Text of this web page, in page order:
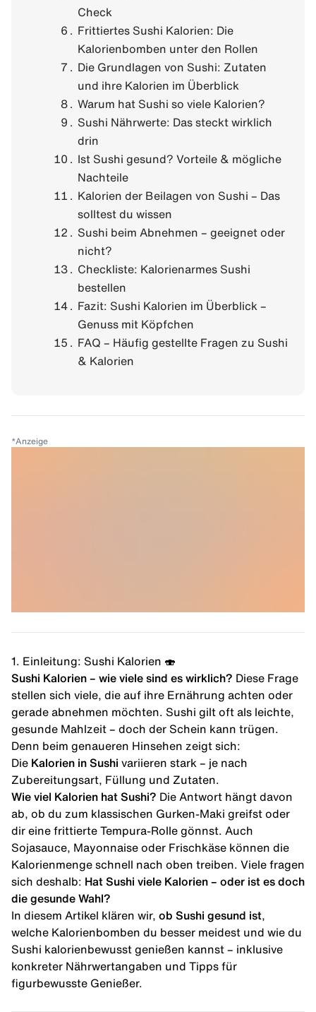
Check
Frittiertes Sushi Kalorien: Die
Kalorienbomben unter den Rollen
Die Grundlagen von Sushi: Zutaten
und ihre Kalorien im Überblick
Warum hat Sushi so viele Kalorien?
Sushi Nährwerte: Das steckt wirklich
drin
Ist Sushi gesund? Vorteile & mögliche
Nachteile
Kalorien der Beilagen von Sushi – Das
solltest du wissen
Sushi beim Abnehmen – geeignet oder
nicht?
Checkliste: Kalorienarmes Sushi
bestellen
Fazit: Sushi Kalorien im Überblick –
Genuss mit Köpfchen
FAQ – Häufig gestellte Fragen zu Sushi
& Kalorien
*Anzeige
1. Einleitung: Sushi Kalorien 🍣
Sushi Kalorien – wie viele sind es wirklich? Diese Frage
stellen sich viele, die auf ihre Ernährung achten oder
gerade abnehmen möchten. Sushi gilt oft als leichte,
gesunde Mahlzeit – doch der Schein kann trügen.
Denn beim genaueren Hinsehen zeigt sich:
Die Kalorien in Sushi variieren stark – je nach
Zubereitungsart, Füllung und Zutaten.
Wie viel Kalorien hat Sushi? Die Antwort hängt davon
ab, ob du zum klassischen Gurken-Maki greifst oder
dir eine frittierte Tempura-Rolle gönnst. Auch
Sojasauce, Mayonnaise oder Frischkäse können die
Kalorienmenge schnell nach oben treiben. Viele fragen
sich deshalb: Hat Sushi viele Kalorien – oder ist es doch
die gesunde Wahl?
In diesem Artikel klären wir, ob Sushi gesund ist
welche Kalorienbomben du besser meidest und wie du
Sushi kalorienbewusst genießen kannst – inklusive
konkreter Nährwertangaben und Tipps für
figurbewusste Genießer.